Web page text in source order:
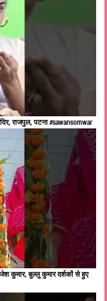
राजपुल, पटना #sawansomwar
कुमार, बुल्लु कुमार दर्शकों से हुए